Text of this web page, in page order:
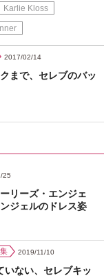
Karlie Kloss
2017/02/14
まで、セレブのバッ
25
リーズ・エンジェ
ジェルのドレス姿
2019/11/10
ない、セレブキッ